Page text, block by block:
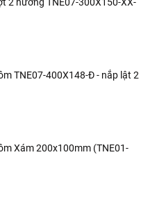
TNE07-400X148-Đ - nắp lật 2
Xám 200x100mm (TNE01-